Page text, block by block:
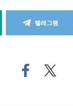
텔레그램
페
이
트위
터로